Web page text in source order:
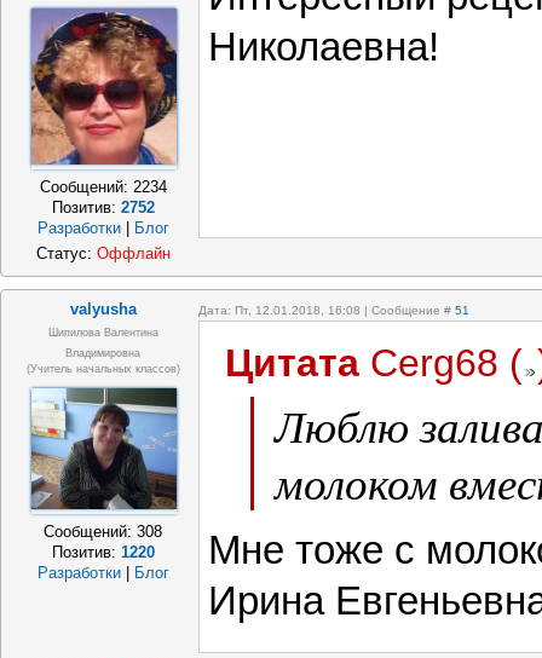
Сообщений: 2234
Позитив: 2752
Разработки
Блог
Николаевна!
Статус: Оффлайн
valyusha Дата: Пт, 12.01.2018, 16:08 | Сообщение # 51
Шипилова Валентина
Владимировна
(учитель начальных классов)
Сообщений:308
Позитив: 1220
Разработки
Блог
Цитата Cerg68 (
Люблю
молоком
Мне тоже с
Ирина